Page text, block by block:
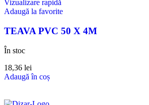
Vizualizare rapidă
Adaugă la favorite
TEAVA PVC 50 X 4M
În stoc
18,36 lei
Adaugă în coș